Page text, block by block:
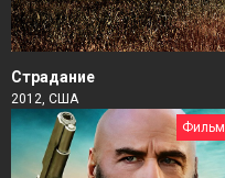
Страдание
2012, США
Фильм